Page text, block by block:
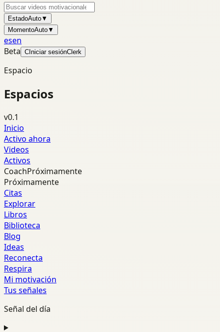
EstadoAuto▼
MomentoAuto▼
esen
Beta C Iniciar sesiónClerk
Espacio
Espacios
v0.1
Inicio
Activo ahora
Videos
Activos
CoachPróximamente
Próximamente
Citas
Explorar
Libros
Biblioteca
Blog
Ideas
Reconecta
Respira
Mi motivación
Tus señales
Señal del día